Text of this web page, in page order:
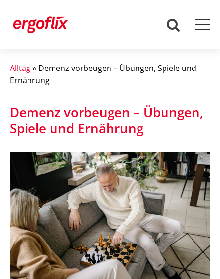
Alltag» Demenz vorbeugen – Übungen, Spiele und
Ernährung
Demenz vorbeugen – Übungen,
Spiele und Ernährung